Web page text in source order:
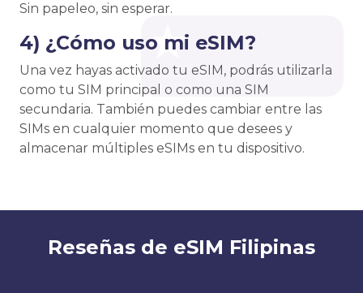
Sin papeleo, sin esperar.
4) ¿Cómo uso mi eSIM?
Una vez hayas activado tu eSIM, podrás utilizarla
como tu SIM principal o como una SIM
secundaria. También puedes cambiar entre las
SIMs en cualquier momento que desees y
almacenar múltiples eSIMs en tu dispositivo.
Reseñas de eSIM Filipinas